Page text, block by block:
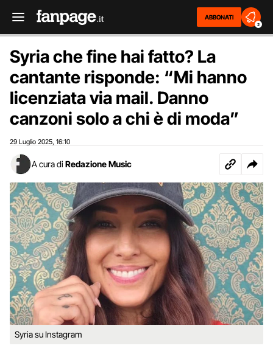
ABBONATI
2
Syria che fine hai fatto? La
cantante risponde: “Mi hanno
licenziata via mail. Danno
canzoni solo a chi è di moda”
29 Luglio 2025 16:10
A cura di Redazione Music
Syria su Instagram